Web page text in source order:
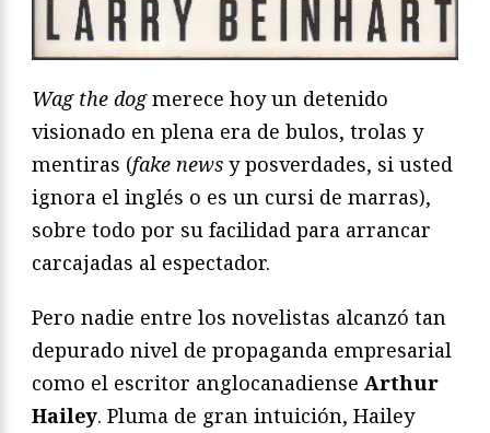
Wag the dogmerece hoy un detenido
visionado en plena era de bulos, trolas y
mentiras (fake news y posverdades, si usted
ignora el inglés o es un cursi de marras),
sobre todo por su facilidad para arrancar
carcajadas al espectador.
Pero nadie entre los novelistas alcanzó tan
depurado nivel de propaganda empresarial
como el escritor anglocanadiense Arthur
Hailey. Pluma de gran intuición, Hailey